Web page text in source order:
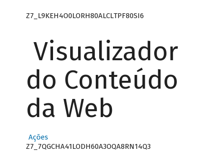
Z7_L9KEH4O0LORH80ALCLTPF80SI6
Visualizador
do Conteúdo
da Web
Ações
Z7_7QGCHA41LODH60A3OQA8RN14Q3